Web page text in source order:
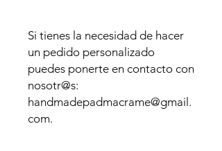
Si tienes la necesidad de hacer
un pedido personalizado
puedes ponerte en contacto con
nosotr@s:
handmadepadmacrame@gmail.
com.